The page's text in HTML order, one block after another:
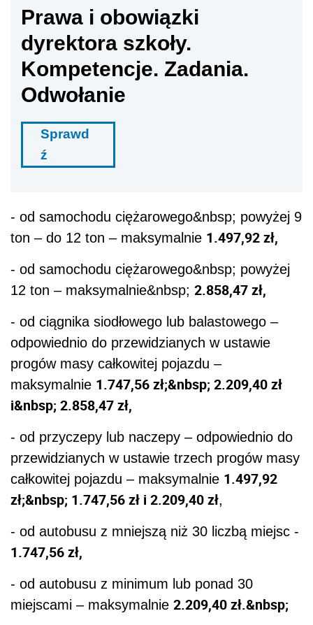
Prawa i obowiązki
dyrektora szkoły.
Kompetencje. Zadania.
Odwołanie
Sprawd
ź
- od samochodu ciężarowego&nbsp; powyżej 9
ton – do 12 ton – maksymalnie 1.497,92 zł,
- od samochodu ciężarowego&nbsp; powyżej
12 ton – maksymalnie&nbsp; 2.858,47 zł,
- od ciągnika siodłowego lub balastowego –
odpowiednio do przewidzianych w ustawie
progów masy całkowitej pojazdu –
maksymalnie 1.747,56 zł;&nbsp; 2.209,40 zł
i&nbsp; 2.858,47 zł,
- od przyczepy lub naczepy – odpowiednio do
przewidzianych w ustawie trzech progów masy
całkowitej pojazdu – maksymalnie 1.497,92
zł;&nbsp; 1.747,56 zł i 2.209,40 zł,
- od autobusu z mniejszą niż 30 liczbą miejsc -
1.747,56 zł,
- od autobusu z minimum lub ponad 30
miejscami – maksymalnie 2.209,40 zł.&nbsp;